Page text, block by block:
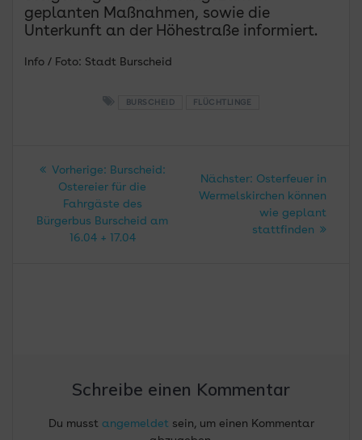
geplanten Maßnahmen, sowie die
Unterkunft an der Höhestraße informiert.
Info / Foto: Stadt Burscheid
BURSCHEID FLÜCHTLINGE
Beitragsnavigation
Vorherige: Vorheriger
Beitrag:
Burscheid:
Ostereier für die
Fahrgäste des
Bürgerbus Burscheid am
16.04 + 17.04
Nächster: Nächster
Beitrag:
Osterfeuer in
Wermelskirchen können
wie geplant
stattfinden
Schreibe einen Kommentar
Du musst angemeldetsein, um einen Kommentar